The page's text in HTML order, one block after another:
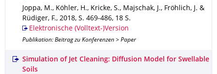
Joppa, M., Köhler, H., Kricke, S., Majschak, J., Fröhlich, J. &
Rüdiger, F., 2018, S. 469-486, 18 S.
Elektronische (Volltext-)Version
Publikation: Beitrag zu Konferenzen > Paper
Simulation of Jet Cleaning: Diffusion Model for Swellable
Soils